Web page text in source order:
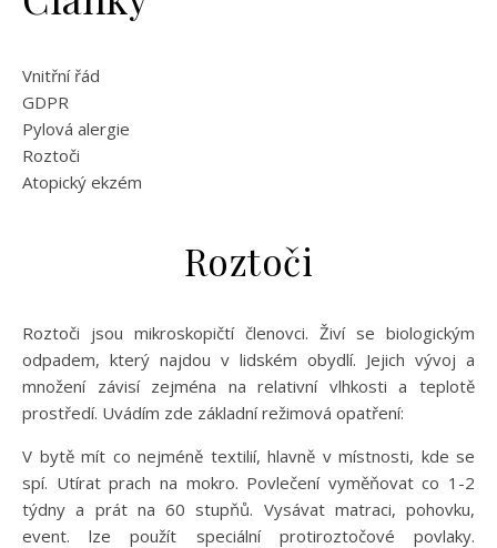
Vnitřní řád
GDPR
Pylová alergie
Roztoči
Atopický ekzém
Roztoči
Roztoči jsou mikroskopičtí členovci. Živí se biologickým
odpadem, který najdou v lidském obydlí. Jejich vývoj a
množení závisí zejména na relativní vlhkosti a teplotě
prostředí. Uvádím zde základní režimová opatření:
V bytě mít co nejméně textilií, hlavně v místnosti, kde se
spí. Utírat prach na mokro. Povlečení vyměňovat co 1-2
týdny a prát na 60 stupňů. Vysávat matraci, pohovku,
event. lze použít speciální protiroztočové povlaky.